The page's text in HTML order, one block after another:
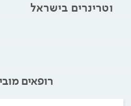
וטרינרים בישראל
רופאים